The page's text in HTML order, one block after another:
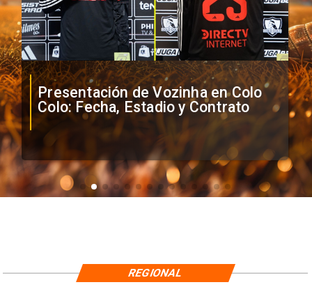
Presentación de Vozinha en Colo
Colo: Fecha, Estadio y Contrato
REGIONAL